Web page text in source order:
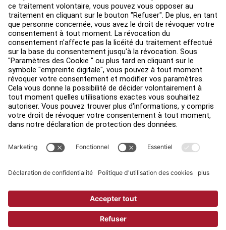
Find a Store
Légal
Accessibilité
Sign in to Facility Connect
Terms and Conditions
Copyright © 2026 Life Fitness